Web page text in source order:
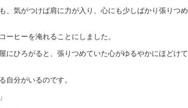
、気がつけば肩に力が入り、心にも少しばかり張りつめ
ヒーを淹れることにしました。
にひろがると、張りつめていた心がゆるやかにほどけて
自分がいるのです。